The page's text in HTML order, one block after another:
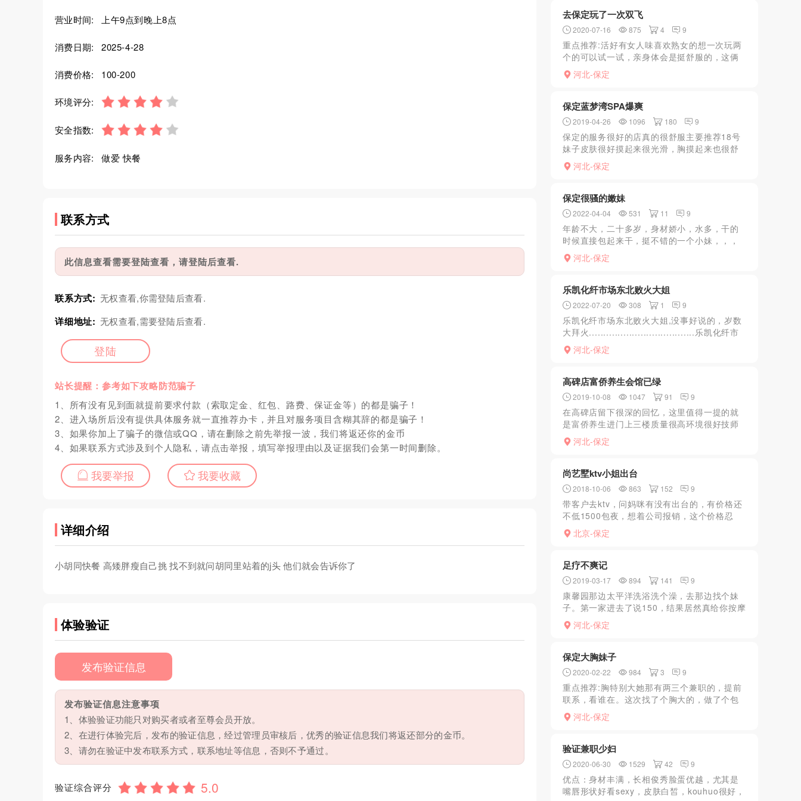
营业时间: 上午9点到晚上8点
消费日期: 2025-4-28
消费价格: 100-200
环境评分:
安全指数:
服务内容: 做爱 快餐
联系方式
此信息查看需要登陆查看，请登陆后查看.
联系方式: 无权查看,你需登陆后查看.
详细地址: 无权查看,需要登陆后查看.
登陆
站长提醒：参考如下攻略防范骗子
1、所有没有见到面就提前要求付款（索取定金、红包、路费、保证金等）的都是骗子！
2、进入场所后没有提供具体服务就一直推荐办卡，并且对服务项目含糊其辞的都是骗子！
3、如果你加上了骗子的微信或QQ，请在删除之前先举报一波，我们将返还你的金币
4、如果联系方式涉及到个人隐私，请点击举报，填写举报理由以及证据我们会第一时间删除。
我要举报 我要收藏
详细介绍
小胡同快餐 高矮胖瘦自己挑 找不到就问胡同里站着的j头 他们就会告诉你了
体验验证
发布验证信息
发布验证信息注意事项
1、体验验证功能只对购买者或者至尊会员开放。
2、在进行体验完后，发布的验证信息，经过管理员审核后，优秀的验证信息我们将返还部分的金币。
3、请勿在验证中发布联系方式，联系地址等信息，否则不予通过。
验证综合评分
去保定玩了一次双飞
2020-07-16 875 4 9
重点推荐:活好有女人味喜欢熟女的想一次玩两
个的可以试一试，亲身体会是挺舒服的，这俩
女人伺候人的功夫挺好的，就是年龄放在哪。
河北-保定
保定蓝梦湾SPA爆爽
2019-04-26 1096 180 9
保定的服务很好的店真的很舒服主要推荐18号
妹子皮肤很好摸起来很光滑，胸摸起来也很舒
服。主要18号妹子做dulong真的是用舌头舔，
真的很舒服。这里强调下前几天给做的9号技师
河北-保定
保定很骚的嫩妹
2022-04-04 531 11 9
年龄不大，二十多岁，身材娇小，水多，干的
时候直接包起来干，挺不错的一个小妹，，，
重点推荐：年轻嫩
河北-保定
乐凯化纤市场东北败火大姐
2022-07-20 308 1 9
乐凯化纤市场东北败火大姐,没事好说的，岁数
大拜火.....................................乐凯化纤市
场东北败火大姐,没事好说的，岁数大拜火
河北-保定
高碑店富侨养生会馆已绿
2019-10-08 1047 91 9
在高碑店留下很深的回忆，这里值得一提的就
是富侨养生进门上三楼质量很高环境很好技师
的质量很高出了电梯就有美女迎宾接待
manyouSPA的绝美胜地但是这次再去突然只剩
河北-保定
尚艺墅ktv小姐出台
2018-10-06 863 152 9
带客户去ktv，问妈咪有没有出台的，有价格还
不低1500包夜，想着公司报销，这个价格忍
了，敲定唱完歌给安排，开始期待结束；唱完
歌等了好久，都没耐心了；还好给安排的妹子
北京-保定
足疗不爽记
2019-03-17 894 141 9
康馨园那边太平洋洗浴洗个澡，去那边找个妹
子。第一家进去了说150，结果居然真给你按摩
起来了，好像一点都不懂哪个女生。也不知是
不懂还是不懂装懂。又找了一家200不带口，先
河北-保定
保定大胸妹子
2020-02-22 984 3 9
重点推荐:胸特别大她那有两三个兼职的，提前
联系，看谁在。这次找了个胸大的，做了个包
时，挺会玩，也挺骚的，试试就知道了
河北-保定
验证兼职少妇
2020-06-30 1529 42 9
优点：身材丰满，长相俊秀脸蛋优越，尤其是
嘴唇形状好看sexy，皮肤白皙，kouhuo很好，